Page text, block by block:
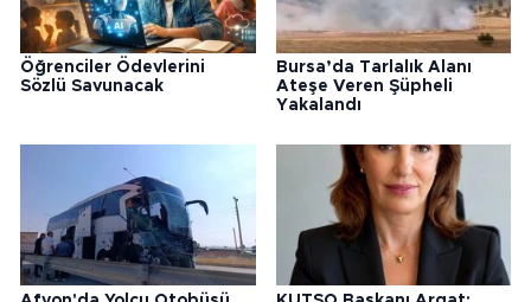
Öğrenciler Ödevlerini
Sözlü Savunacak
Bursa’da Tarlalık Alanı
Ateşe Veren Şüpheli
Yakalandı